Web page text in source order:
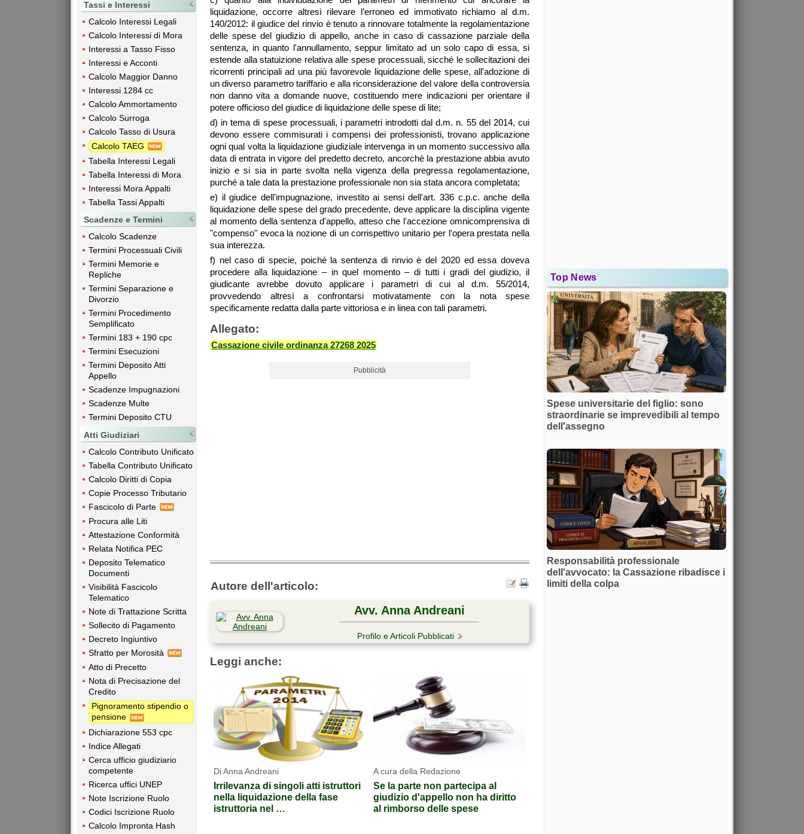
Tassi e Interessi
Calcolo Interessi Legali
Calcolo Interessi di Mora
Interessi a Tasso Fisso
Interessi e Acconti
Calcolo Maggior Danno
Interessi 1284 cc
Calcolo Ammortamento
Calcolo Surroga
Calcolo Tasso di Usura
Calcolo TAEG
Tabella Interessi Legali
Tabella Interessi di Mora
Interessi Mora Appalti
Tabella Tassi Appalti
Scadenze e Termini
Calcolo Scadenze
Termini Processuali Civili
Termini Memorie e
Repliche
Termini Separazione e
Divorzio
Termini Procedimento
Semplificato
Termini 183 + 190 cpc
Termini Esecuzioni
Termini Deposito Atti
Appello
Scadenze Impugnazioni
Scadenze Multe
Termini Deposito CTU
Atti Giudiziari
Calcolo Contributo Unificato
Tabella Contributo Unificato
Calcolo Diritti di Copia
Copie Processo Tributario
Fascicolo di Parte
Procura alle Liti
Attestazione Conformità
Relata Notifica PEC
Deposito Telematico
Documenti
Visibilità Fascicolo
Telematico
Note di Trattazione Scritta
Sollecito di Pagamento
Decreto Ingiuntivo
Sfratto per Morosità
Atto di Precetto
Nota di Precisazione del
Credito
Pignoramento stipendio o
pensione
Dichiarazione 553 cpc
Indice Allegati
Cerca ufficio giudiziario
competente
Ricerca uffici UNEP
Note Iscrizione Ruolo
Codici Iscrizione Ruolo
Calcolo Impronta Hash
liquidazione, occorre altresì rilevare l’erroneo ed immotivato richiamo al d.m.
140/2012: il giudice del rinvio è tenuto a rinnovare totalmente la regolamentazione
delle spese del giudizio di appello, anche in caso di cassazione parziale della
sentenza, in quanto l'annullamento, seppur limitato ad un solo capo di essa, si
estende alla statuizione relativa alle spese processuali, sicché le sollecitazioni dei
ricorrenti principali ad una più favorevole liquidazione delle spese, all'adozione di
un diverso parametro tariffario e alla riconsiderazione del valore della controversia
non danno vita a domande nuove, costituendo mere indicazioni per orientare il
potere officioso del giudice di liquidazione delle spese di lite;
d) in tema di spese processuali, i parametri introdotti dal d.m. n. 55 del 2014, cui
devono essere commisurati i compensi dei professionisti, trovano applicazione
ogni qual volta la liquidazione giudiziale intervenga in un momento successivo alla
data di entrata in vigore del predetto decreto, ancorché la prestazione abbia avuto
inizio e si sia in parte svolta nella vigenza della pregressa regolamentazione,
purché a tale data la prestazione professionale non sia stata ancora completata;
e) il giudice dell'impugnazione, investito ai sensi dell'art. 336 c.p.c. anche della
liquidazione delle spese del grado precedente, deve applicare la disciplina vigente
al momento della sentenza d'appello, atteso che l'accezione omnicomprensiva di
"compenso" evoca la nozione di un corrispettivo unitario per l'opera prestata nella
sua interezza.
f) nel caso di specie, poiché la sentenza di rinvio è del 2020 ed essa doveva
procedere alla liquidazione – in quel momento – di tutti i gradi del giudizio, il
giudicante avrebbe dovuto applicare i parametri di cui al d.m. 55/2014,
provvedendo altresì a confrontarsi motivatamente con la nota spese
specificamente redatta dalla parte vittoriosa e in linea con tali parametri.
Allegato:
Cassazione civile ordinanza 27268 2025
Pubblicità
Autore dell'articolo:
Avv. Anna Andreani
Profilo e Articoli Pubblicati
Leggi anche:
Di Anna Andreani
Irrilevanza di singoli atti istruttori
nella liquidazione della fase
istruttoria nel …
A cura della Redazione
Se la parte non partecipa al
giudizio d'appello non ha diritto
al rimborso delle spese
Top News
Spese universitarie del figlio: sono
straordinarie se imprevedibili al tempo
dell'assegno
Responsabilità professionale
dell'avvocato: la Cassazione ribadisce i
limiti della colpa